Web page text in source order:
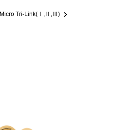
Micro Tri-Link(Ⅰ,Ⅱ,Ⅲ)